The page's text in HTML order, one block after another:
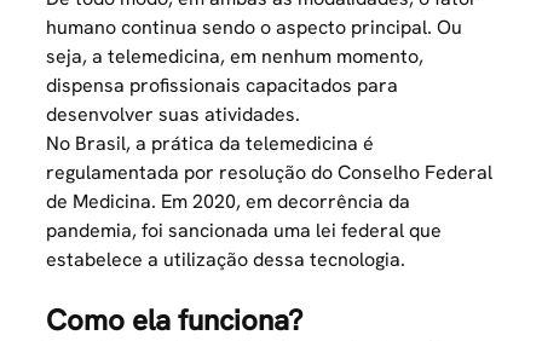
humano continua sendo o aspecto principal. Ou
seja, a telemedicina, em nenhum momento,
dispensa profissionais capacitados para
desenvolver suas atividades.
No Brasil, a prática da telemedicina é
regulamentada por resolução do Conselho Federal
de Medicina. Em 2020, em decorrência da
pandemia, foi sancionada uma lei federalque
estabelece a utilização dessa tecnologia.
Como ela funciona?